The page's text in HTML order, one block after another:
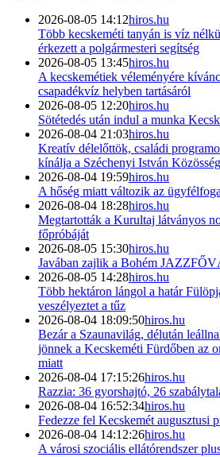
2026-08-05 14:12hiros.hu
Több kecskeméti tanyán is víz
érkezett a polgármesteri segítség
2026-08-05 13:45hiros.hu
A kecskemétiek véleményére
csapadékvíz helyben tartásáról
2026-08-05 12:20hiros.hu
Sötétedés után indul a munka
2026-08-04 21:03hiros.hu
Kreatív délelőttök, családi
kínálja a Széchenyi István
2026-08-04 19:59hiros.hu
A hőség miatt változik az
2026-08-04 18:28hiros.hu
Megtartották a Kurultaj látványos
főpróbáját
2026-08-05 15:30hiros.hu
Javában zajlik a Bohém
2026-08-05 14:28hiros.hu
Több hektáron lángol a határ
veszélyeztet a tűz
2026-08-04 18:09:50hiros.hu
Bezár a Szaunavilág, délután
jönnek a Kecskeméti Fürdőben az
miatt
2026-08-04 17:15:26hiros.hu
Razzia: 36 gyorshajtó, 26
2026-08-04 16:52:34hiros.hu
Fedezze fel Kecskemét augusztusi
2026-08-04 14:12:26hiros.hu
A városi szociális ellátórendszer